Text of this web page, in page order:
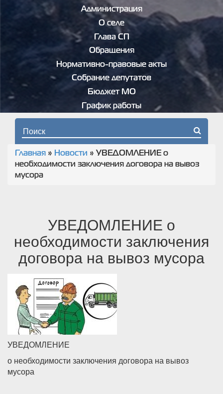
Администрация
О селе
Глава СП
Обращения
Нормативно-правовые акты
Собрание депутатов
Бюджет МО
График работы
Форма поиска
Вы здесь
Главная » Новости » УВЕДОМЛЕНИЕ о
необходимости заключения договора на вывоз
мусора
УВЕДОМЛЕНИЕ о
необходимости заключения
договора на вывоз мусора
УВЕДОМЛЕНИЕ
о необходимости заключения договора на вывоз
мусора